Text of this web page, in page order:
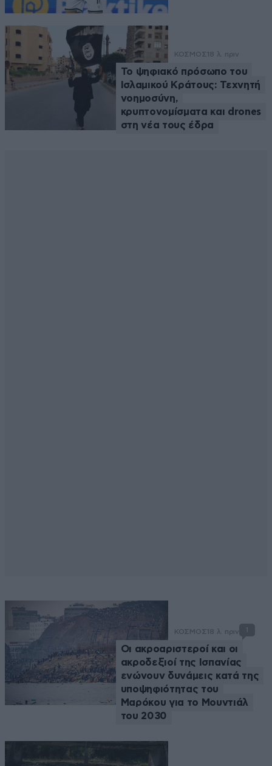
ΚΟΣΜΟΣ 18 λ. πριν
Το ψηφιακό πρόσωπο του
Ισλαμικού Κράτους: Τεχνητή
νοημοσύνη,
κρυπτονομίσματα και drones
στη νέα τους έδρα
ΚΟΣΜΟΣ 18 λ. πριν 1
Οι ακροαριστεροί και οι
ακροδεξιοί της Ισπανίας
ενώνουν δυνάμεις κατά της
υποψηφιότητας του
Μαρόκου για το Μουντιάλ
του 2030